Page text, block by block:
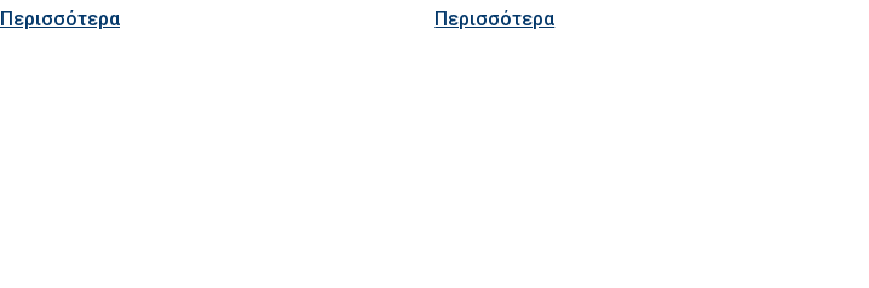
Περισσότερα Περισσότερα